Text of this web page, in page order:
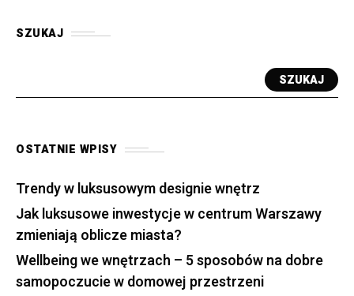
SZUKAJ
SZUKAJ
OSTATNIE WPISY
Trendy w luksusowym designie wnętrz
Jak luksusowe inwestycje w centrum Warszawy
zmieniają oblicze miasta?
Wellbeing we wnętrzach – 5 sposobów na dobre
samopoczucie w domowej przestrzeni